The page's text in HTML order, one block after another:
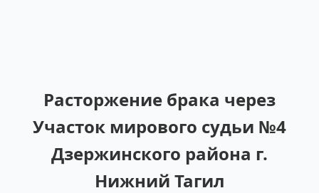
Расторжение брака через
Участок мирового судьи №4
Дзержинского района г.
Нижний Тагил